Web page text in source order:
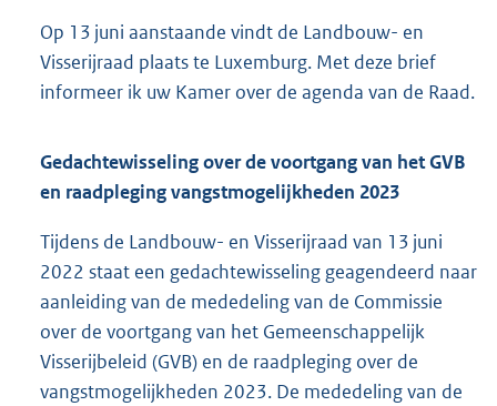
Op 13 juni aanstaande vindt de Landbouw- en
Visserijraad plaats te Luxemburg. Met deze brief
informeer ik uw Kamer over de agenda van de Raad.
Gedachtewisseling over de voortgang van het GVB
en raadpleging vangstmogelijkheden 2023
Tijdens de Landbouw- en Visserijraad van 13 juni
2022 staat een gedachtewisseling geagendeerd naar
aanleiding van de mededeling van de Commissie
over de voortgang van het Gemeenschappelijk
Visserijbeleid (GVB) en de raadpleging over de
vangstmogelijkheden 2023. De mededeling van de